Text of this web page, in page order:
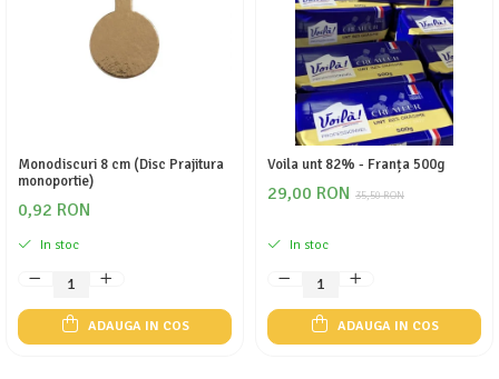
Monodiscuri 8 cm (Disc Prajitura
monoportie)
0,92 RON
In stoc
ADAUGA IN COS
Voila unt 82% - Franța 500g
35,50 RON
29,00 RON
In stoc
ADAUGA IN COS